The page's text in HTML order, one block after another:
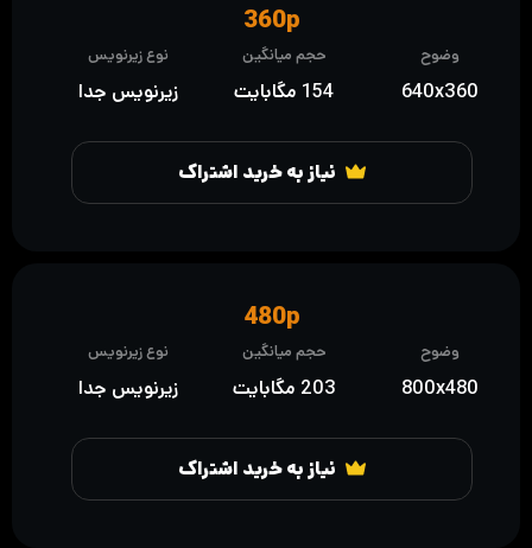
نیاز به خرید اشتراک
وضوح
640x360
حجم میانگین
154 مگابایت
نوع زیرنویس
زیرنویس جدا
360p
نیاز به خرید اشتراک
وضوح
800x480
حجم میانگین
203 مگابایت
نوع زیرنویس
زیرنویس جدا
480p